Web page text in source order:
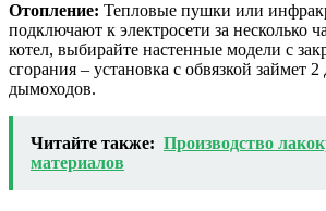
Отопление: Тепловые пушки или
подключают к электросети за несколько
котел, выбирайте настенные модели с
сгорания – установка с обвязкой займет
дымоходов.
Читайте также: Производство
материалов